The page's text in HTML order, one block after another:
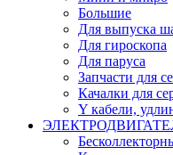
Большие
Для выпуска
Для гироскопа
Для паруса
Запчасти для
Качалки для
Y кабели,